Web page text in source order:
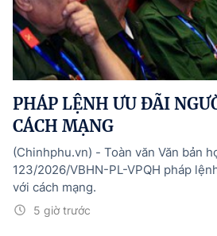
PHÁP LỆNH ƯU ĐÃI
CÁCH MẠNG
5 giờ trước
(Chinhphu.vn) - Toàn văn Văn bản
123/2026/VBHN-PL-VPQH pháp
với cách mạng.